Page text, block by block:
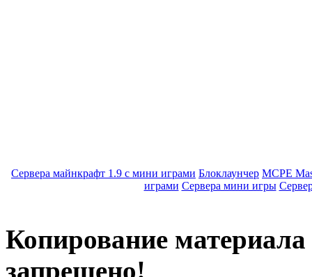
Сервера майнкрафт 1.9 с мини играми Блоклаунчер MCPE
играми Сервера мини игры
Копирование материала
запрещено!